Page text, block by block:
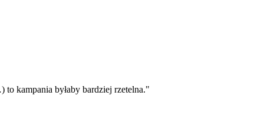
kampania byłaby bardziej rzetelna."